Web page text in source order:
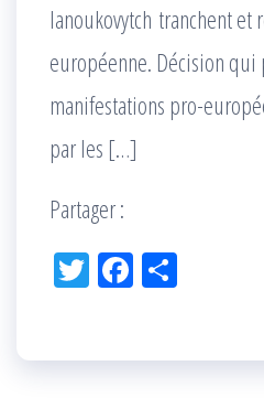
Ianoukovytch tranchent et
européenne. Décision qui
manifestations pro-
par les […]
Partager :
Tw Fac
k r